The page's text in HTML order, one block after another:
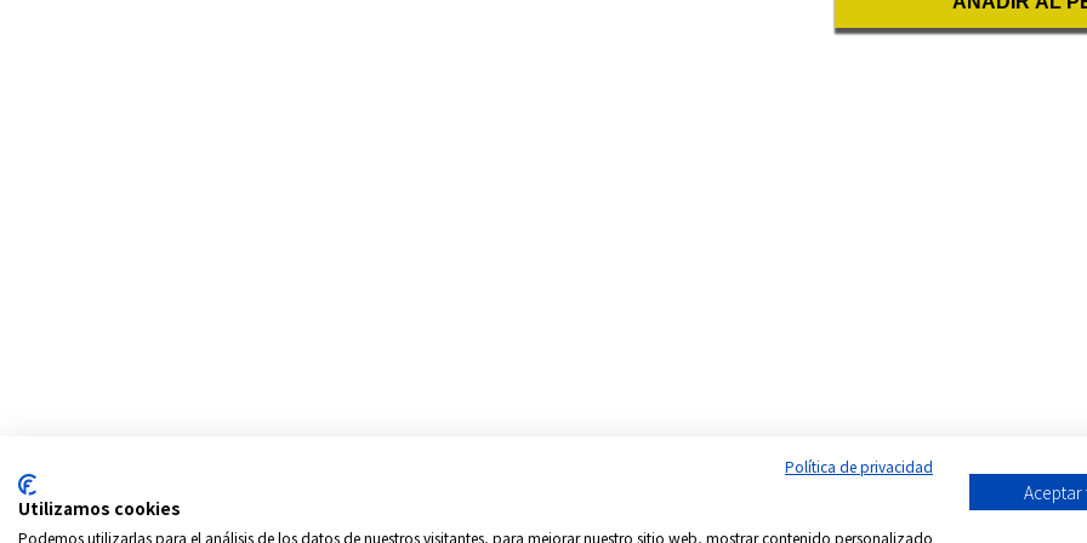
Política de privacidad
Utilizamos cookies
Podemos utilizarlas para el análisis de los datos de nuestros visitantes, para mejorar nuestro sitio web, mostrar contenido personalizado